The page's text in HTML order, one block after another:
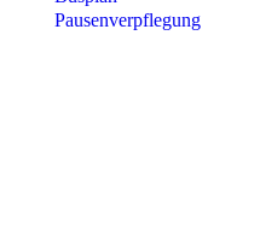
Pausenverpflegung